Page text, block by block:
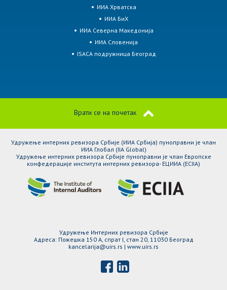
ИИА Хрватска
ИИА БиХ
ИИА Северна Македонија
ИИА Словенија
ISACA подружница Београд
Врати се на почетак
Удружење интерних ревизора Србије (ИИА Србија) пуноправни је члан
ИИА Глобал (IIA Global)
Удружење интерних ревизора Србије пуноправни је члан Европске
конфедерације института интерних ревизора- ЕЦИИА (ЕCIIA)
Удружење Интерних ревизора Србије
Адреса: Пожешка 150 A, спрат I, стан 20, 11030 Београд
kancelarija@uirs.rs | www.uirs.rs